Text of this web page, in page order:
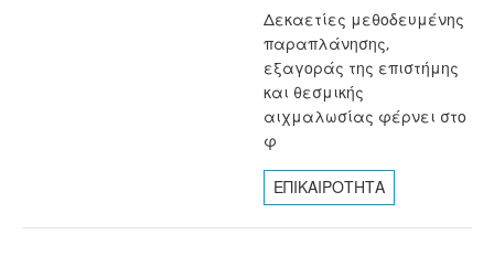
Δεκαετίες μεθοδευμένης
παραπλάνησης,
εξαγοράς της επιστήμης
και θεσμικής
αιχμαλωσίας φέρνει στο
φ
ΕΠΙΚΑΙΡΟΤΗΤΑ